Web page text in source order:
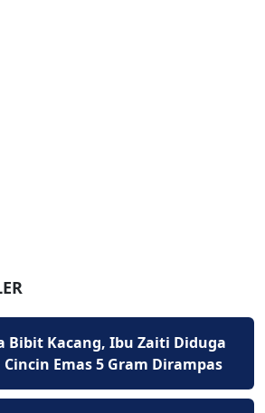
Bibit Kacang, Ibu Zaiti Diduga
Emas 5 Gram Dirampas